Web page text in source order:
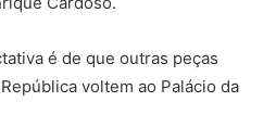
é de que outras peças
voltem ao Palácio da